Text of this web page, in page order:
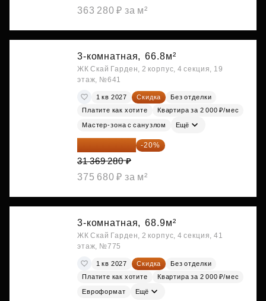
363 280 ₽ за м²
3-комнатная, 66.8м²
ЖК Скай Гарден, 2 корпус, 4 секция, 19
этаж, №641
1 кв 2027 Скидка
Без отделки
Платите как хотите
Квартира за 2 000 ₽/мес
Мастер-зона с санузлом Ещё
25 095 424 ₽ -20%
31 369 280 ₽
375 680 ₽ за м²
3-комнатная, 68.9м²
ЖК Скай Гарден, 2 корпус, 4 секция, 41
этаж, №775
1 кв 2027 Скидка
Без отделки
Платите как хотите
Квартира за 2 000 ₽/мес
Евроформат Ещё